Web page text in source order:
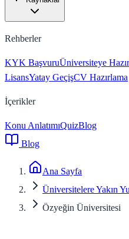
Rehberler
KYK BaşvuruÜniversiteye
LisansYatay GeçişCV Hazırlama
İçerikler
Konu AnlatımıQuizBlog
Blog
Ana Sayfa
Üniversitelere Yakın
Özyeğin Üniversitesi